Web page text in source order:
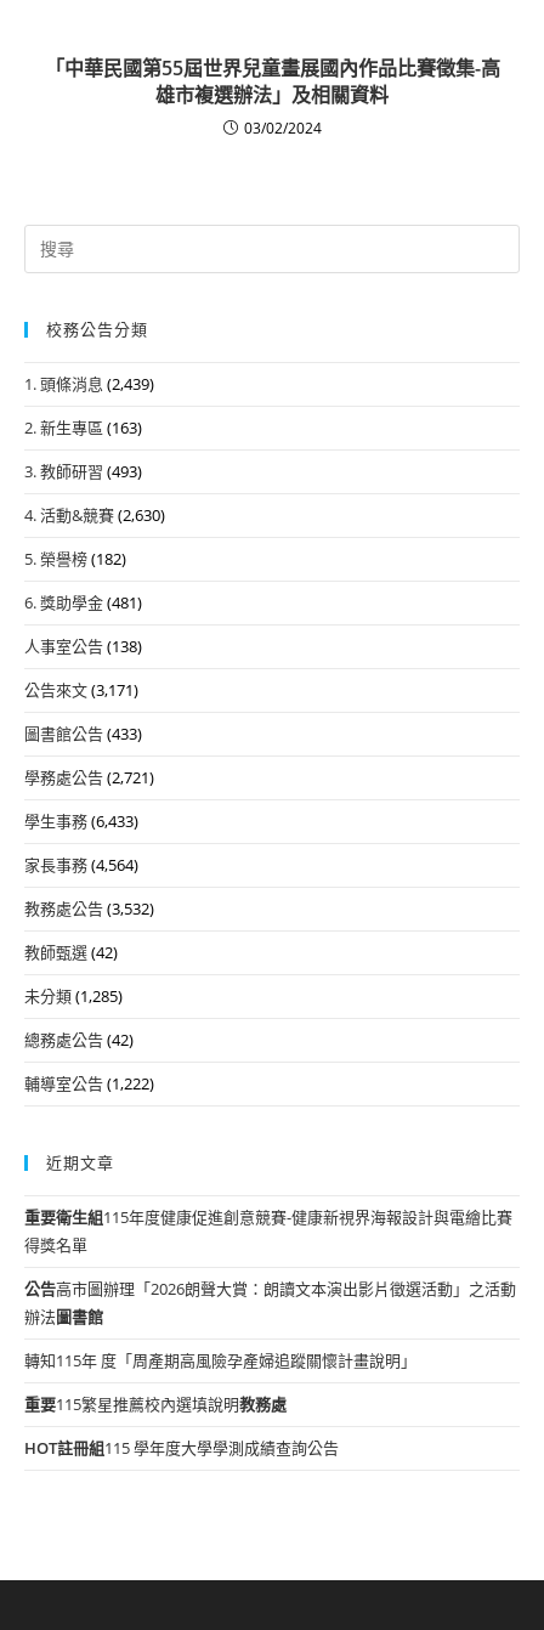
「中華民國第55屆世界兒童畫展國內作品比賽徵集-高
雄市複選辦法」及相關資料
03/02/2024
Search
for:
校務公告分類
1. 頭條消息 (2,439)
2. 新生專區 (163)
3. 教師研習 (493)
4. 活動&競賽(2,630)
5. 榮譽榜(182)
6. 獎助學金(481)
人事室公告(138)
公告來文(3,171)
圖書館公告(433)
學務處公告(2,721)
學生事務(6,433)
家長事務(4,564)
教務處公告(3,532)
教師甄選(42)
未分類(1,285)
總務處公告(42)
輔導室公告(1,222)
近期文章
重要衛生組115年度健康促進創意競賽-健康新視界海報設計與電繪比賽
得獎名單
公告高市圖辦理「2026朗聲大賞：朗讀文本演出影片徵選活動」之活動
辦法圖書館
轉知115年 度「周產期高風險孕產婦追蹤關懷計畫說明」
重要115繁星推薦校內選填說明教務處
HOT註冊組115 學年度大學學測成績查詢公告